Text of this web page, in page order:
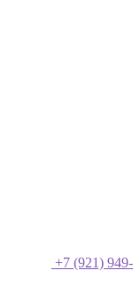
+7 (921) 949-